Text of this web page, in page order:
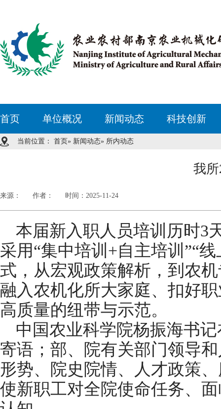
首页 单位概况 新闻动态 科技创新
当前位置： 首页» 新闻动态» 所内动态
我
来源： 作者： 时间：2025-11-24
本届新入职人员培训历时3
采用“集中培训+自主培训”“
式，从宏观政策解析，到农
融入农机化所大家庭、扣好
高质量的纽带与示范。
中国农业科学院杨振海书
寄语；部、院有关部门领导
形势、院史院情、人才政策
使新职工对全院使命任务、